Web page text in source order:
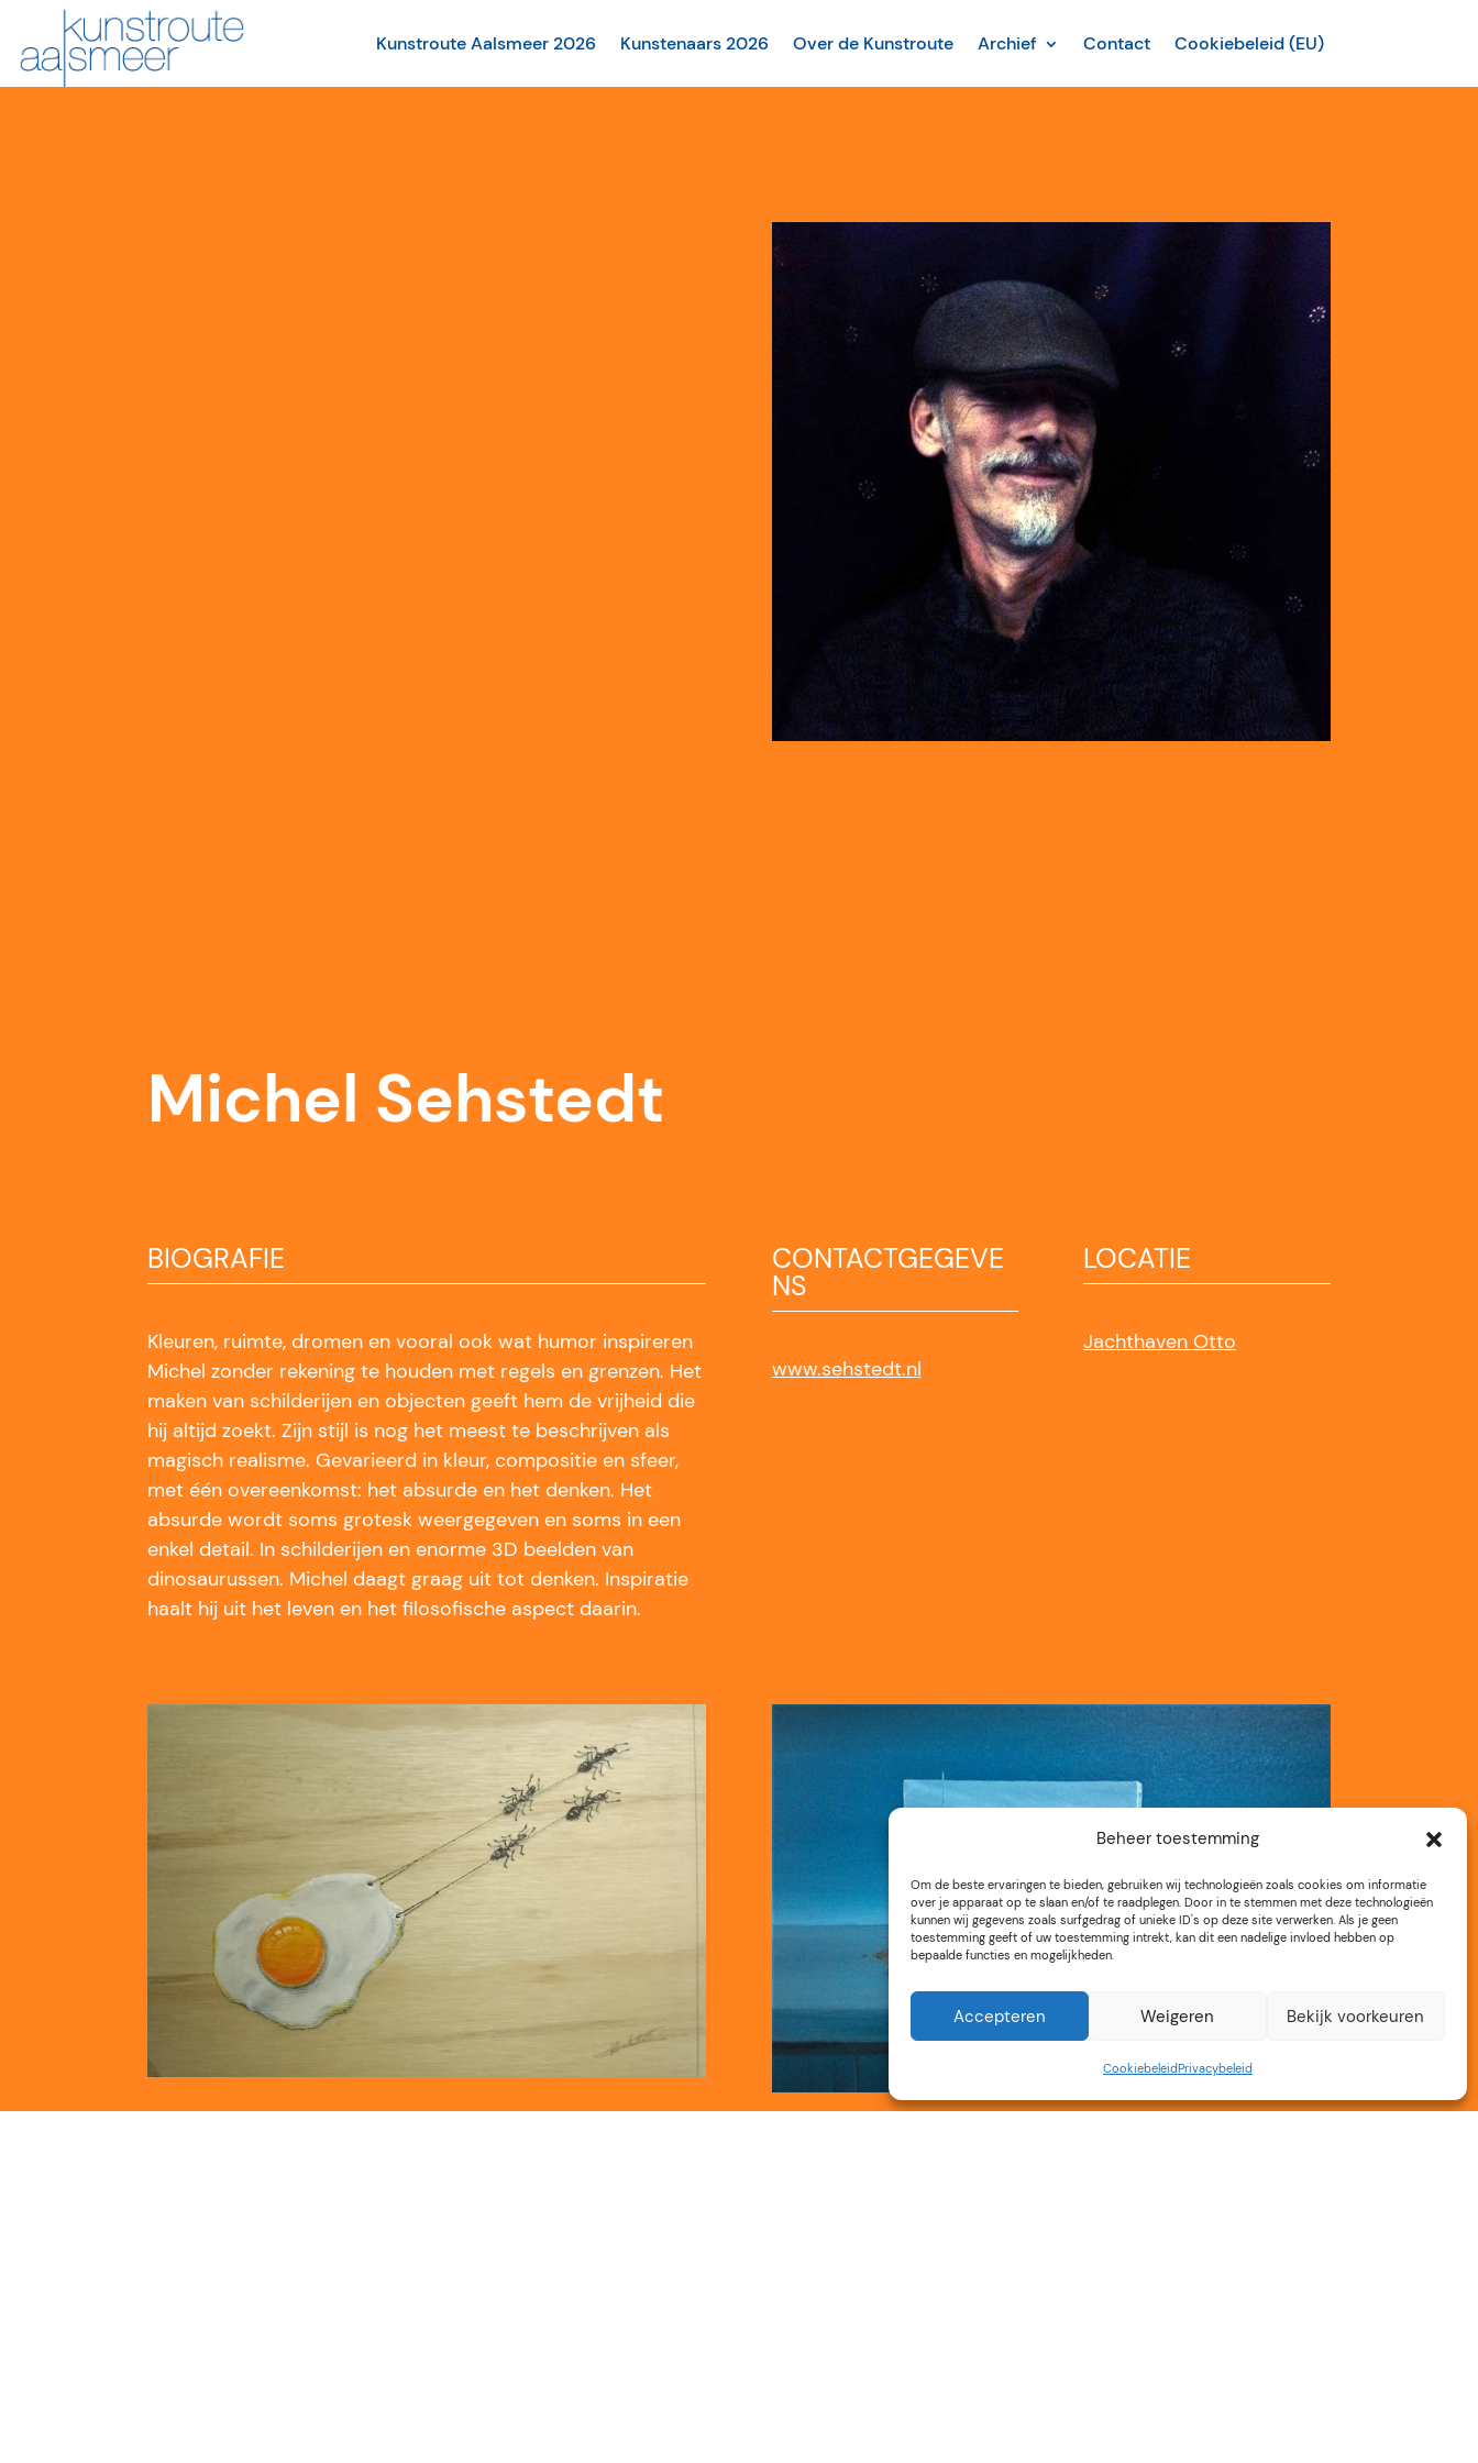
Beheer toestemming
Om de beste ervaringen te bieden, gebruiken wij technologieën zoals cookies om informatie
over je apparaat op te slaan en/of te raadplegen. Door in te stemmen met deze technologieën
kunnen wij gegevens zoals surfgedrag of unieke ID's op deze site verwerken. Als je geen
toestemming geeft of uw toestemming intrekt, kan dit een nadelige invloed hebben op
bepaalde functies en mogelijkheden.
Accepteren Weigeren Bekijk voorkeuren
CookiebeleidPrivacybeleid
Kunstroute Aalsmeer 2026 Kunstenaars 2026 Over de Kunstroute Archief Contact Cookiebeleid (EU)
Michel Sehstedt
BIOGRAFIE
Kleuren, ruimte, dromen en vooral ook wat humor inspireren
Michel zonder rekening te houden met regels en grenzen. Het
maken van schilderijen en objecten geeft hem de vrijheid die
hij altijd zoekt. Zijn stijl is nog het meest te beschrijven als
magisch realisme. Gevarieerd in kleur, compositie en sfeer,
met één overeenkomst: het absurde en het denken. Het
absurde wordt soms grotesk weergegeven en soms in een
enkel detail. In schilderijen en enorme 3D beelden van
dinosaurussen. Michel daagt graag uit tot denken. Inspiratie
haalt hij uit het leven en het filosofische aspect daarin.
CONTACTGEGEVE
NS
www.sehstedt.nl
LOCATIE
Jachthaven Otto